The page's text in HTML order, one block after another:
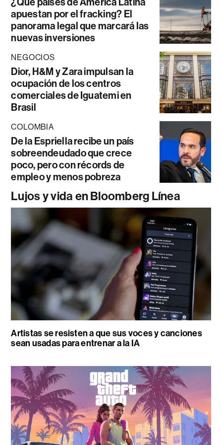
apuestan por el fracking? El
panorama legal que marcará las
nuevas inversiones
NEGOCIOS
Dior, H&M y Zara impulsan la
ocupación de los centros
comerciales de Iguatemi en
Brasil
COLOMBIA
De la Espriella recibe un país
sobreendeudado que crece
poco, pero con récords de
empleo y menos pobreza
Lujos y vida en Bloomberg Línea
Artistas se resisten a que sus voces y canciones
sean usadas para entrenar a la IA